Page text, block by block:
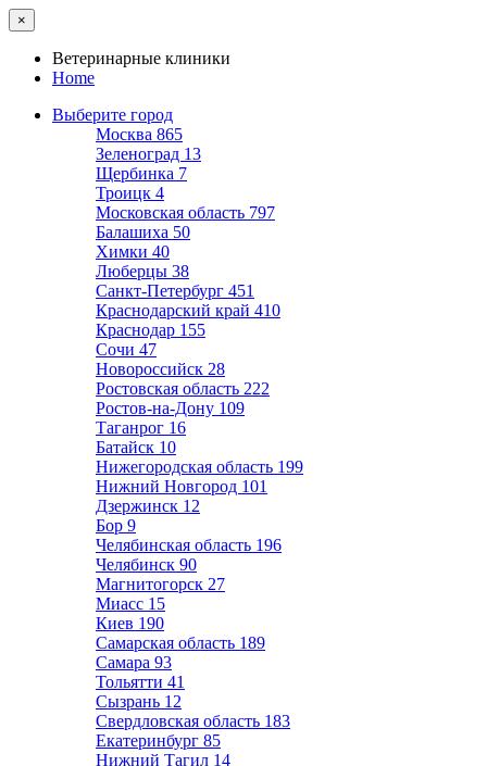
×
Ветеринарные клиники
Home
Выберите город
Москва 865
Зеленоград 13
Щербинка 7
Троицк 4
Московская область 797
Балашиха 50
Химки 40
Люберцы 38
Санкт-Петербург 451
Краснодарский край 410
Краснодар 155
Сочи 47
Новороссийск 28
Ростовская область 222
Ростов-на-Дону 109
Таганрог 16
Батайск 10
Нижегородская область 199
Нижний Новгород 101
Дзержинск 12
Бор 9
Челябинская область 196
Челябинск 90
Магнитогорск 27
Миасс 15
Киев 190
Самарская область 189
Самара 93
Тольятти 41
Сызрань 12
Свердловская область 183
Екатеринбург 85
Нижний Тагил 14